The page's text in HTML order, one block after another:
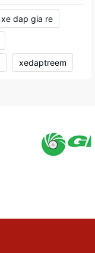
xe dap gia re
xedaptreem